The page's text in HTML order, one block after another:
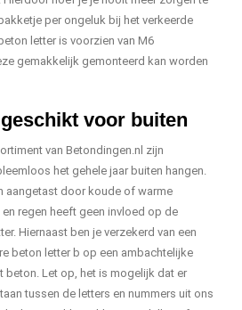
per ongeluk bij het verkeerde
letter is voorzien van M6
gemakkelijk gemonteerd kan worden
voor buiten
van Betondingen.nl zijn
het gehele jaar buiten hangen.
aangetast door koude of warme
regen heeft geen invloed op de
Hiernaast ben je verzekerd van een
beton letter b op een ambachtelijke
beton. Let op, het is mogelijk dat er
tussen de letters en nummers uit ons